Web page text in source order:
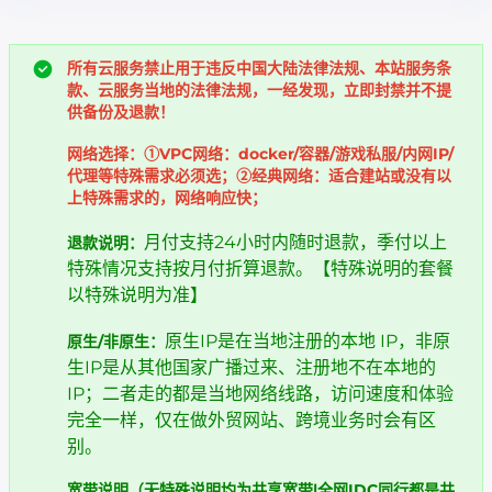
所有云服务禁止用于违反中国大陆法律法规、本站服务条
款、云服务当地的法律法规，一经发现，立即封禁并不提
供备份及退款！
网络选择：①VPC网络：docker/容器/游戏私服/内网IP/
代理等特殊需求必须选；②经典网络：适合建站或没有以
上特殊需求的，网络响应快；
退款说明： 月付支持24小时内随时退款，季付以上
特殊情况支持按月付折算退款。【特殊说明的套餐
以特殊说明为准】
原生/非原生： 原生IP是在当地注册的本地 IP，非原
生IP是从其他国家广播过来、注册地不在本地的
IP；二者走的都是当地网络线路，访问速度和体验
完全一样，仅在做外贸网站、跨境业务时会有区
别。